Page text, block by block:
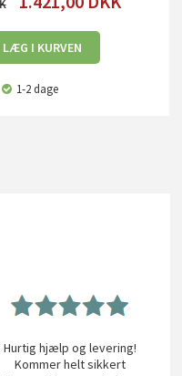
LÆG I KURVEN
1-2 dage
Hurtig hjælp og levering!
Kommer helt sikkert